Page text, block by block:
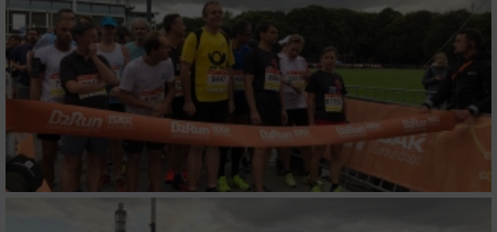
Verwendung von Profilen zur Auswahl
personalisierter Werbung
Erstellung von Profilen zur Personalisierung
von Inhalten
Verwendung von Profilen zur Auswahl
personalisierter Inhalte